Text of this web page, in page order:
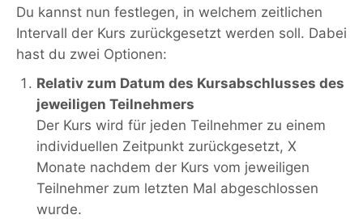
Du kannst nun festlegen, in welchem zeitlichen
Intervall der Kurs zurückgesetzt werden soll. Dabei
hast du zwei Optionen:
Relativ zum Datum des Kursabschlusses des
jeweiligen Teilnehmers
Der Kurs wird für jeden Teilnehmer zu einem
individuellen Zeitpunkt zurückgesetzt, X
Monate nachdem der Kurs vom jeweiligen
Teilnehmer zum letzten Mal abgeschlossen
wurde.